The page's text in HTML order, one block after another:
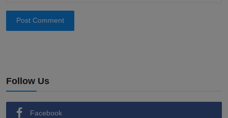
Post Comment
Follow Us
Facebook